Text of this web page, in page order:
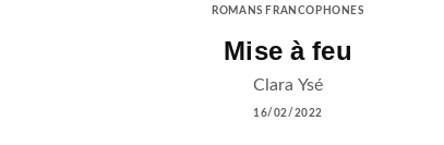
ROMANS FRANCOPHONES
Mise à feu
Clara Ysé
16/02/2022